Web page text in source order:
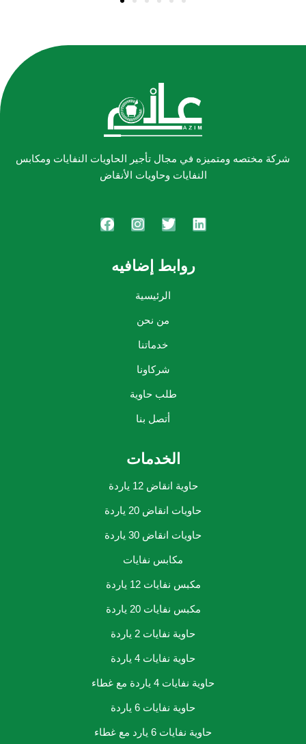
شركة مختصه ومتميزه في مجال تأجير الحاويات النفايات ومكابس
النفايات وحاويات الأنقاض
روابط إضافيه
الرئيسية
من نحن
خدماتنا
شركاونا
طلب حاوية
أتصل بنا
الخدمات
حاوية انقاض 12 ياردة
حاويات انقاض 20 ياردة
حاويات انقاض 30 ياردة
مكابس نفايات
مكبس نفايات 12 ياردة
مكبس نفايات 20 ياردة
حاوية نفايات 2 ياردة
حاوية نفايات 4 ياردة
حاوية نفايات 4 ياردة مع غطاء
حاوية نفايات 6 ياردة
حاوية نفايات 6 يارد مع غطاء